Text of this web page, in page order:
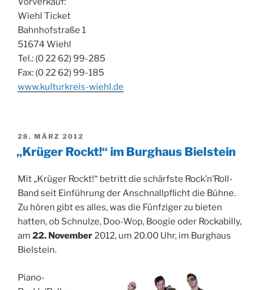
Wiehl Ticket
Bahnhofstraße 1
51674 Wiehl
Tel.: (0 22 62) 99-285
Fax: (0 22 62) 99-185
www.kulturkreis-wiehl.de
VERÖFFENTLICHT
AM
28. MÄRZ 2012
„Krüger Rockt!“ im Burghaus Bielstein
Mit „Krüger Rockt!“ betritt die schärfste Rock’n’Roll-
Band seit Einführung der Anschnallpflicht die Bühne.
Zu hören gibt es alles, was die Fünfziger zu bieten
hatten, ob Schnulze, Doo-Wop, Boogie oder Rockabilly,
am 22. November2012, um 20.00 Uhr, im Burghaus
Bielstein.
Piano-